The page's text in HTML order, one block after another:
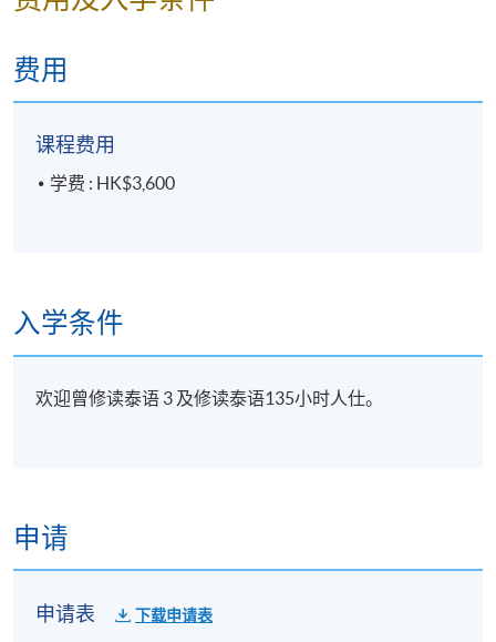
功开班。如成功开班, 学员可由收到讯息当天起於办公
2:00pm-6:00pm (星期六、日及公众假期休息)；到泰语
组办公室取书 (香港北角英皇道250号北角城中心11
课程进度表及上课连结会於开课前经SOUL2.0网上学习
时间
导师
吳女仕(Ms Kittiporn) （18講45小時 - 每課 2.5
修业期
18讲45小时
费用
课程费用
学费 : HK$3,600
入学条件
欢迎曾修读泰语 3 及修读泰语135小时人仕。
申请
申请表 下载申请表